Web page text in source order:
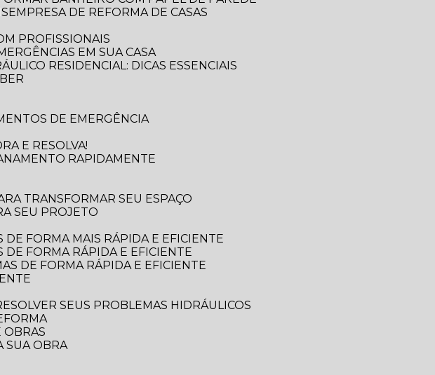
EMPRESA DE REFORMA DE CASAS
PROFISSIONAIS
EM SUA CASA
RESIDENCIAL: DICAS ESSENCIAIS
DE EMERGÊNCIA
E RESOLVA!
RAPIDAMENTE
TRANSFORMAR SEU ESPAÇO
SEU PROJETO
DE FORMA MAIS RÁPIDA E EFICIENTE
DE FORMA RÁPIDA E EFICIENTE
DE FORMA RÁPIDA E EFICIENTE
SEUS PROBLEMAS HIDRÁULICOS
OBRAS
SUA OBRA